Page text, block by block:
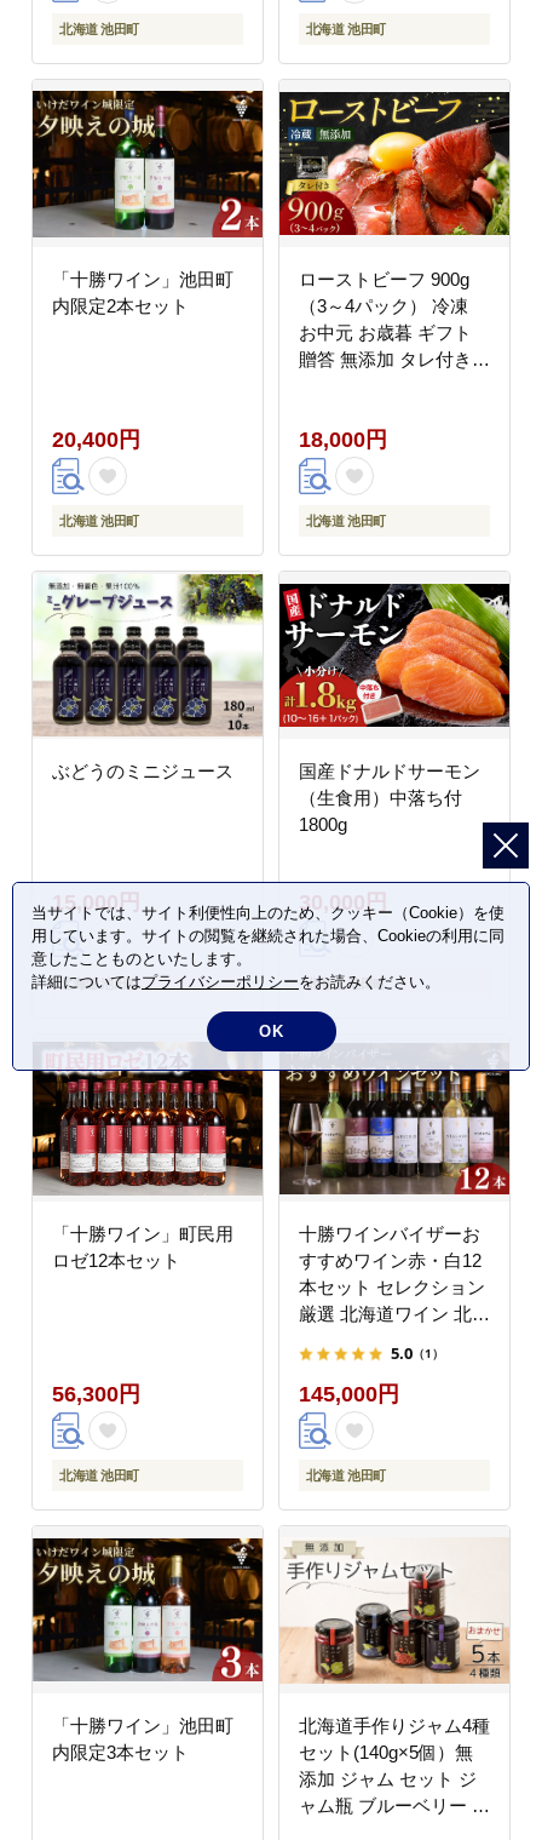
北海道 池田町 北海道 池田町
「十勝ワイン」池田町
内限定2本セット
20,400円
北海道 池田町
ローストビーフ 900g
（3～4パック） 冷凍
お中元 お歳暮 ギフト
贈答 無添加 タレ付き
トビーフ
18,000円
北海道 池田町
ぶどうのミニジュース
15,000円
北海道 池田町
国産ドナルドサーモン
（生食用）中落ち付
1800g
30,000円
北海道 池田町
「十勝ワイン」町民用
ロゼ12本セット
56,300円
北海道 池田町
十勝ワインバイザーお
すすめワイン赤・白12
本セット セレクション
厳選 北海道ワイン 北海
ィンテージ
5.0 （1）
145,000円
北海道 池田町
「十勝ワイン」池田町
内限定3本セット
北海道手作りジャム4種
セット(140g×5個）無
添加 ジャム セット ジ
ャム瓶 ブルーベリー ハ
当サイトでは、サイト利便性向上のため、クッキー（Cookie）を使
用しています。サイトの閲覧を継続された場合、Cookieの利用に同
意したことものといたします。
詳細についてはプライバシーポリシーをお読みください。
OK